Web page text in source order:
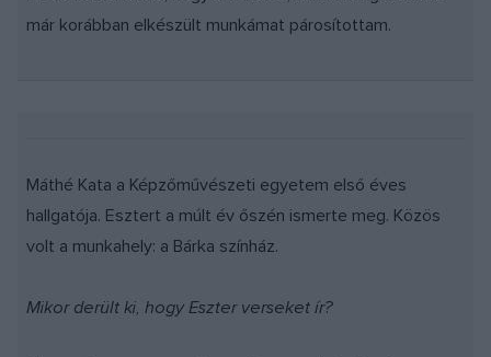
már korábban elkészült munkámat párosítottam.
Máthé Kata a Képzőművészeti egyetem első éves
hallgatója. Esztert a múlt év őszén ismerte meg. Közös
volt a munkahely: a Bárka színház.
Mikor derült ki, hogy Eszter verseket ír?